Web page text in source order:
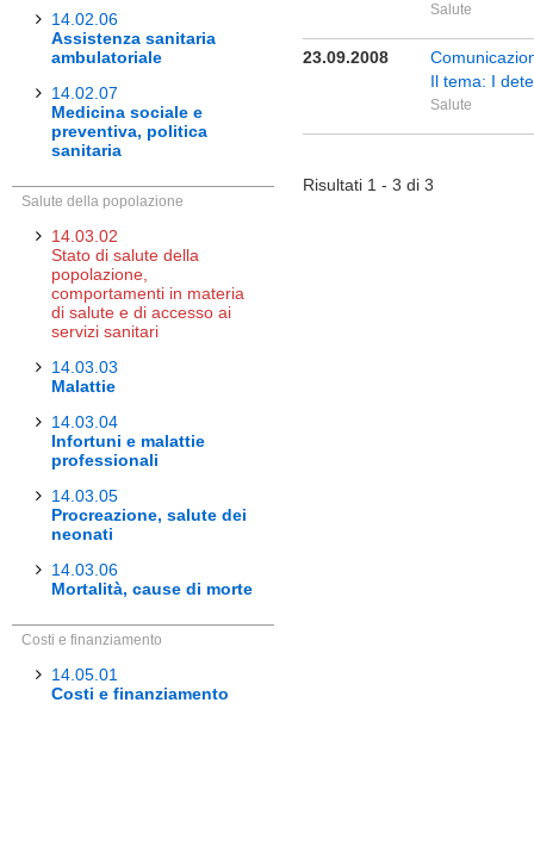
14.02.06
Assistenza sanitaria
ambulatoriale
14.02.07
Medicina sociale e
preventiva, politica
sanitaria
Salute della popolazione
14.03.02
Stato di salute della
popolazione,
comportamenti in materia
di salute e di accesso ai
servizi sanitari
14.03.03
Malattie
14.03.04
Infortuni e malattie
professionali
14.03.05
Procreazione, salute dei
neonati
14.03.06
Mortalità, cause di morte
Costi e finanziamento
14.05.01
Costi e finanziamento
Salute
23.09.2008
Il tema: I
Salute
Risultati 1 - 3 di 3